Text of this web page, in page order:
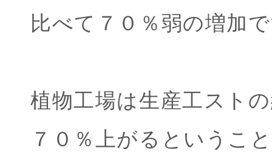
比べて７０％弱の増加
植物工場は生産工スト
７０％上がるというこ